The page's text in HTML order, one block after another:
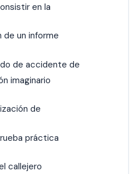
en la
un informe
de accidente de
imaginario
de
práctica
callejero